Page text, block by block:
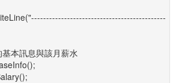
本訊息與該月薪水